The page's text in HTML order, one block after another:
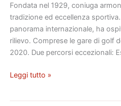
Fondata nel 1929, coniuga
tradizione ed eccellenza
panorama internazionale, ha
rilievo. Comprese le gare di golf
2020. Due percorsi eccezionali:
Leggi tutto »